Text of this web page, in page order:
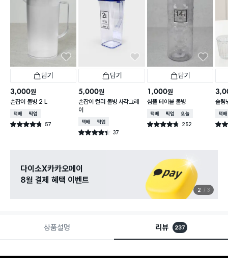
담기
3,000원
손잡이 물병 2 L
택배배송매장픽업
별점 4.7점 57
건 작성
담기
5,000원
손잡이 컬러 물병 사각그레
이
택배배송매장픽업
별점 4.4점 37
건 작성
담기
1,000원
심플 테이블 물병
택배배송매장픽업오늘배송
별점 4.7점 252
건 작성
슬림
택배
별점
관심 있는 신상 입고
무료로 알림 받기
3 3
상품설명 리뷰 237